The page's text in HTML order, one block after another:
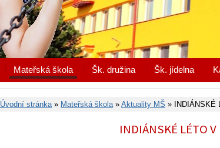
Mateřská škola Šk. družina Šk. jídelna
Úvodní stránka» Mateřská škola» Aktuality MŠ » INDIÁNSKÉ
INDIÁNSKÉ LÉTO V